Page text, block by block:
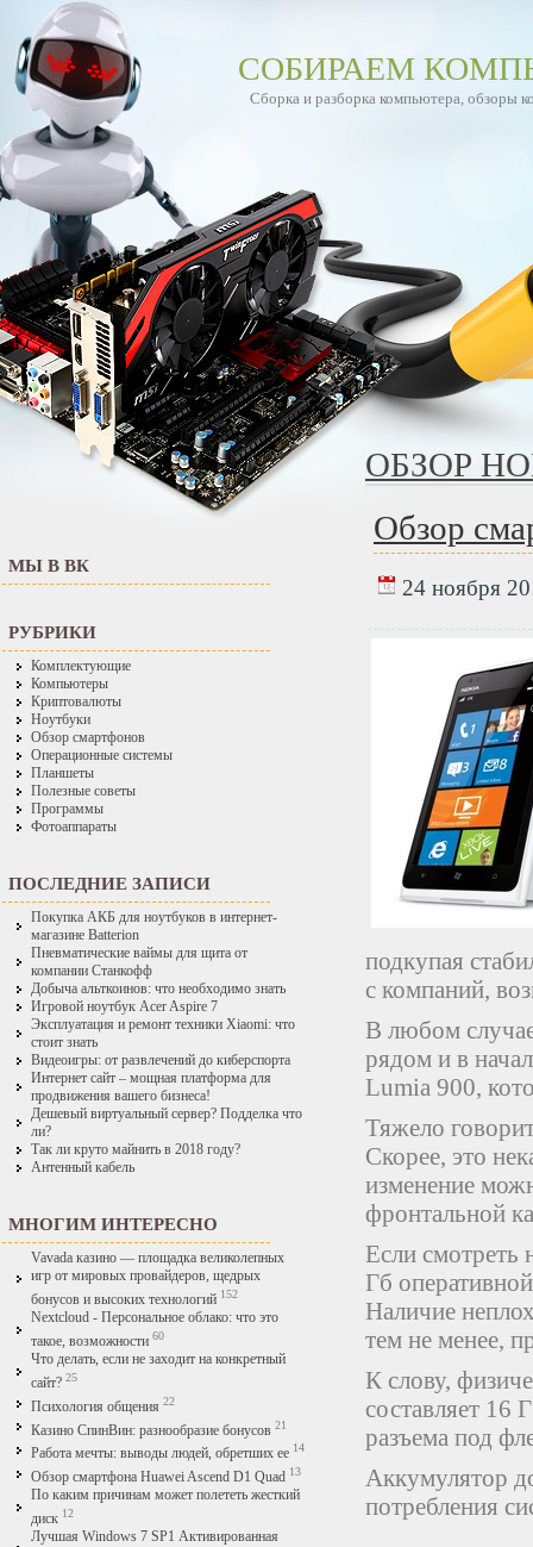
СОБИРАЕМ
Сборка и разборка компьютера, обзоры
МЫ В ВК
РУБРИКИ
Комплектующие
Компьютеры
Криптовалюты
Ноутбуки
Обзор смартфонов
Операционные системы
Планшеты
Полезные советы
Программы
Фотоаппараты
ПОСЛЕДНИЕ ЗАПИСИ
Покупка АКБ для ноутбуков в интернет-
магазине Batterion
Пневматические ваймы для щита от
компании Станкофф
Добыча альткоинов: что необходимо знать
Игровой ноутбук Acer Aspire 7
Эксплуатация и ремонт техники Xiaomi: что
стоит знать
Видеоигры: от развлечений до киберспорта
Интернет сайт – мощная платформа для
продвижения вашего бизнеса!
Дешевый виртуальный сервер? Подделка что
ли?
Так ли круто майнить в 2018 году?
Антенный кабель
МНОГИМ ИНТЕРЕСНО
Vavada казино — площадка великолепных
игр от мировых провайдеров, щедрых
бонусов и высоких технологий 152
Nextcloud - Персональное облако: что это
такое, возможности 60
Что делать, если не заходит на конкретный
сайт? 25
Психология общения 22
Казино СпинВин: разнообразие бонусов 21
Работа мечты: выводы людей, обретших ее 14
Обзор смартфона Huawei Ascend D1 Quad 13
По каким причинам может полететь жесткий
диск 12
Лучшая Windows 7 SP1 Активированная
ОБЗОР
Обзор
24 ноября
подкупая
с компаний,
В любом
рядом и в
Lumia 900,
Тяжело
Скорее, это
изменение
фронтальной
Если смотреть
Гб
Наличие
тем не менее,
К слову,
составляет 16
разъема под
Аккумулятор
потребления